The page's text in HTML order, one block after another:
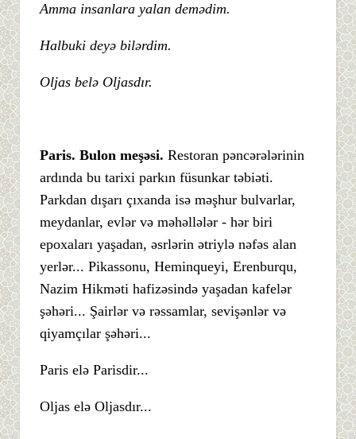
Amma insanlara yalan demədim.
Halbuki deyə bilərdim.
Oljas belə Oljasdır.
Paris. Bulon meşəsi. Restoran pəncərələrinin
ardında bu tarixi parkın füsunkar təbiəti.
Parkdan dışarı çıxanda isə məşhur bulvarlar,
meydanlar, evlər və məhəllələr - hər biri
epoxaları yaşadan, əsrlərin ətriylə nəfəs alan
yerlər... Pikassonu, Heminqueyi, Erenburqu,
Nazim Hikməti hafizəsində yaşadan kafelər
şəhəri... Şairlər və rəssamlar, sevişənlər və
qiyamçılar şəhəri...
Paris elə Parisdir...
Oljas elə Oljasdır...